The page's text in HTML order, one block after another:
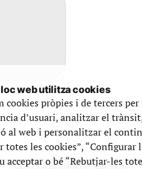
Que compta amb el suport de
web utilitza cookies
cookies pròpies i de tercers
d’usuari, analitzar el
al web i personalitzar el
totes les cookies”, “Configurar
acceptar o bé “Rebutjar-les